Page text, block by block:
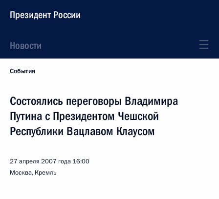
Президент России
Новости
События
Состоялись переговоры Владимира
Путина с Президентом Чешской
Республики Вацлавом Клаусом
27 апреля 2007 года 16:00
Москва, Кремль